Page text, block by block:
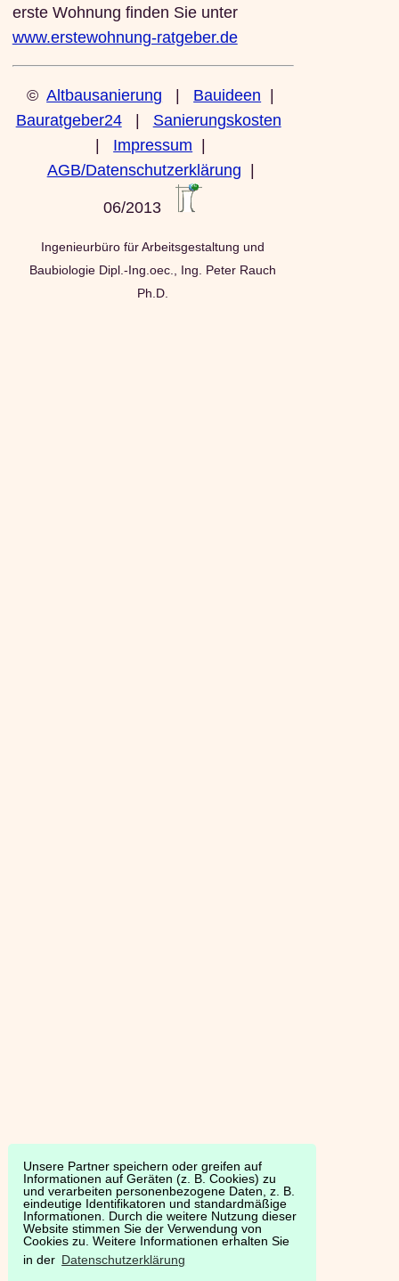
Unsere Partner speichern oder greifen auf
Informationen auf Geräten (z. B. Cookies) zu
und verarbeiten personenbezogene Daten, z. B.
eindeutige Identifikatoren und standardmäßige
Informationen. Durch die weitere Nutzung dieser
Website stimmen Sie der Verwendung von
Cookies zu. Weitere Informationen erhalten Sie
in der Datenschutzerklärung
erste Wohnung finden Sie unter
www.erstewohnung-ratgeber.de
©Altbausanierung | Bauideen |
Bauratgeber24| Sanierungskosten
| Impressum |
AGB/Datenschutzerklärung |
06/2013
Ingenieurbüro für Arbeitsgestaltung und
Baubiologie Dipl.-Ing.oec., Ing. Peter Rauch
Ph.D.